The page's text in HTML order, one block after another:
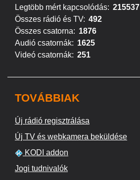
Legtöbb mért kapcsolódás: 215537
Összes rádió és TV: 492
Összes csatorna: 1876
Audió csatornák: 1625
Videó csatornák: 251
TOVÁBBIAK
Új rádió regisztrálása
Új TV és webkamera beküldése
KODI addon
Jogi tudnivalók